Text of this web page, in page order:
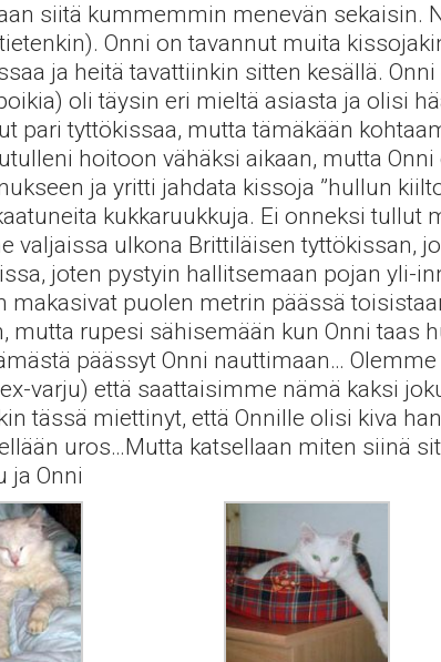
siitä kummemmin menevän sekaisin.
Onni on tavannut muita
ja heitä tavattiinkin sitten kesällä.
oli täysin eri mieltä asiasta ja olisi
pari tyttökissaa, mutta tämäkään
hoitoon vähäksi aikaan, mutta
ja yritti jahdata kissoja ”hullun
kukkaruukkuja. Ei onneksi
valjaissa ulkona Brittiläisen tyttökissan,
joten pystyin hallitsemaan pojan yli-
makasivat puolen metrin päässä
mutta rupesi sähisemään kun Onni taas
päässyt Onni nauttimaan…
varju) että saattaisimme nämä kaksi
tässä miettinyt, että Onnille olisi kiva
uros…Mutta katsellaan miten siinä
ja Onni